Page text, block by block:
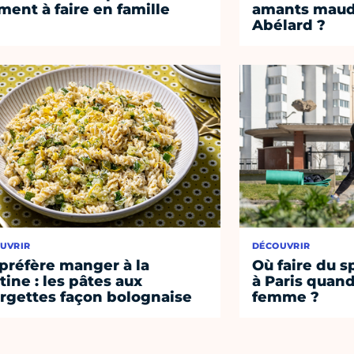
à faire en famille
manger à la
: les pâtes aux
façon bolognaise
amants
Abélard ?
DÉCOUVRIR
Où faire du
à Paris
femme ?